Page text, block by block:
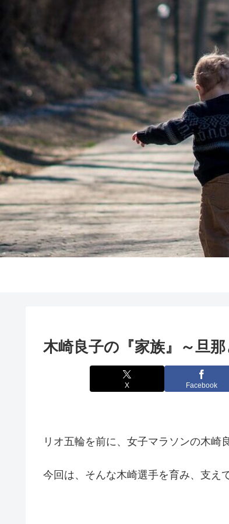
木崎良子の『家族』～旦
X Facebook
リオ五輪を前に、女子マラソンの木崎
今回は、そんな木崎選手を育み、支え